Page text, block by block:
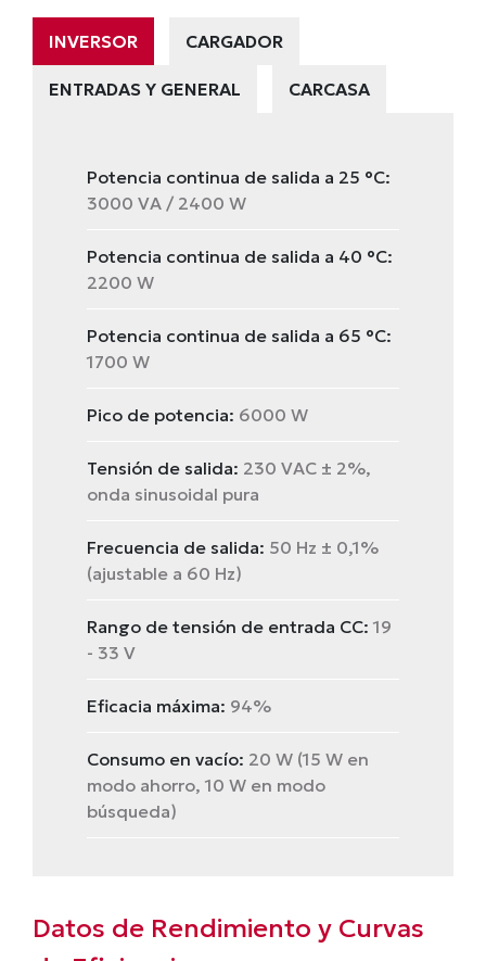
INVERSOR CARGADOR
ENTRADAS Y GENERAL CARCASA
Potencia continua de salida a 25 °C:
3000 VA / 2400 W
Potencia continua de salida a 40 °C:
2200 W
Potencia continua de salida a 65 °C:
1700 W
Pico de potencia: 6000 W
Tensión de salida: 230 VAC ± 2%,
onda sinusoidal pura
Frecuencia de salida: 50 Hz ± 0,1%
(ajustable a 60 Hz)
Rango de tensión de entrada CC: 19
- 33 V
Eficacia máxima: 94%
Consumo en vacío: 20 W (15 W en
modo ahorro, 10 W en modo
búsqueda)
Datos de Rendimiento y Curvas